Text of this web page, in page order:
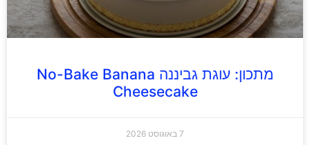
מתכון: עוגת גביננה No-Bake Banana
Cheesecake
7 באוגוסט 2026